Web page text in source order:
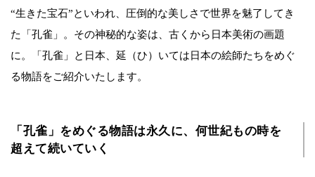
“生きた宝石”といわれ、圧倒的な美しさで世界を魅了してき
た「孔雀」。その神秘的な姿は、古くから日本美術の画題
に。「孔雀」と日本、延（ひ）いては日本の絵師たちをめぐ
る物語をご紹介いたします。
「孔雀」をめぐる物語は永久に、何世紀もの時を
超えて続いていく